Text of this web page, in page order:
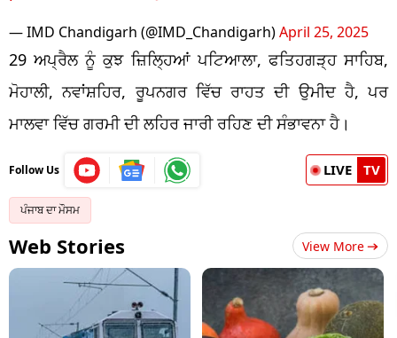
— IMD Chandigarh (@IMD_Chandigarh)April 25, 2025
29 ਅਪ੍ਰੈਲ ਨੂੰ ਕੁਝ ਜ਼ਿਲ੍ਹਿਆਂ ਪਟਿਆਲਾ, ਫਤਿਹਗੜ੍ਹ ਸਾਹਿਬ,
ਮੋਹਾਲੀ, ਨਵਾਂਸ਼ਹਿਰ, ਰੂਪਨਗਰ ਵਿੱਚ ਰਾਹਤ ਦੀ ਉਮੀਦ ਹੈ, ਪਰ
ਮਾਲਵਾ ਵਿੱਚ ਗਰਮੀ ਦੀ ਲਹਿਰ ਜਾਰੀ ਰਹਿਣ ਦੀ ਸੰਭਾਵਨਾ ਹੈ।
Follow Us LIVE TV
ਪੰਜਾਬ ਦਾ ਮੌਸਮ
Web Stories View More